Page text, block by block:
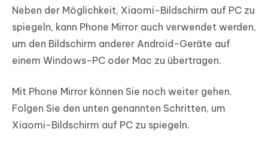
Neben der Möglichkeit, Xiaomi-Bildschirm auf PC zu
spiegeln, kann Phone Mirror auch verwendet werden,
um den Bildschirm anderer Android-Geräte auf
einem Windows-PC oder Mac zu übertragen.
Mit Phone Mirror können Sie noch weiter gehen.
Folgen Sie den unten genannten Schritten, um
Xiaomi-Bildschirm auf PC zu spiegeln.